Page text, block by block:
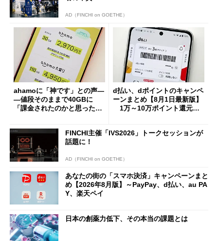
AD（FINCHI on GOETHE）
ahamoに「神です」との声―
―値段そのままで40GBに
「課金されたのかと思った」
d払い、dポイントのキャンペ
ーンまとめ【8月1日最新版】
1万～10万ポイント還元の
FINCHI主催「IVS2026」トークセッションが
話題に！
AD（FINCHI on GOETHE）
あなたの街の「スマホ決済」キャンペーンまと
め【2026年8月版】～PayPay、d払い、au PA
Y、楽天ペイ
日本の創薬力低下、その本当の課題とは